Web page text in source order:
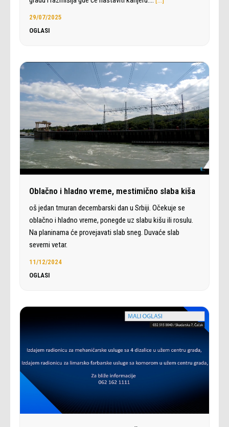
29/07/2025
OGLASI
Oblačno i hladno vreme, mestimično slaba kiša
oš jedan tmuran decembarski dan u Srbiji. Očekuje se
oblačno i hladno vreme, ponegde uz slabu kišu ili rosulu.
Na planinama će provejavati slab sneg. Duvaće slab
severni vetar.
11/12/2024
OGLASI